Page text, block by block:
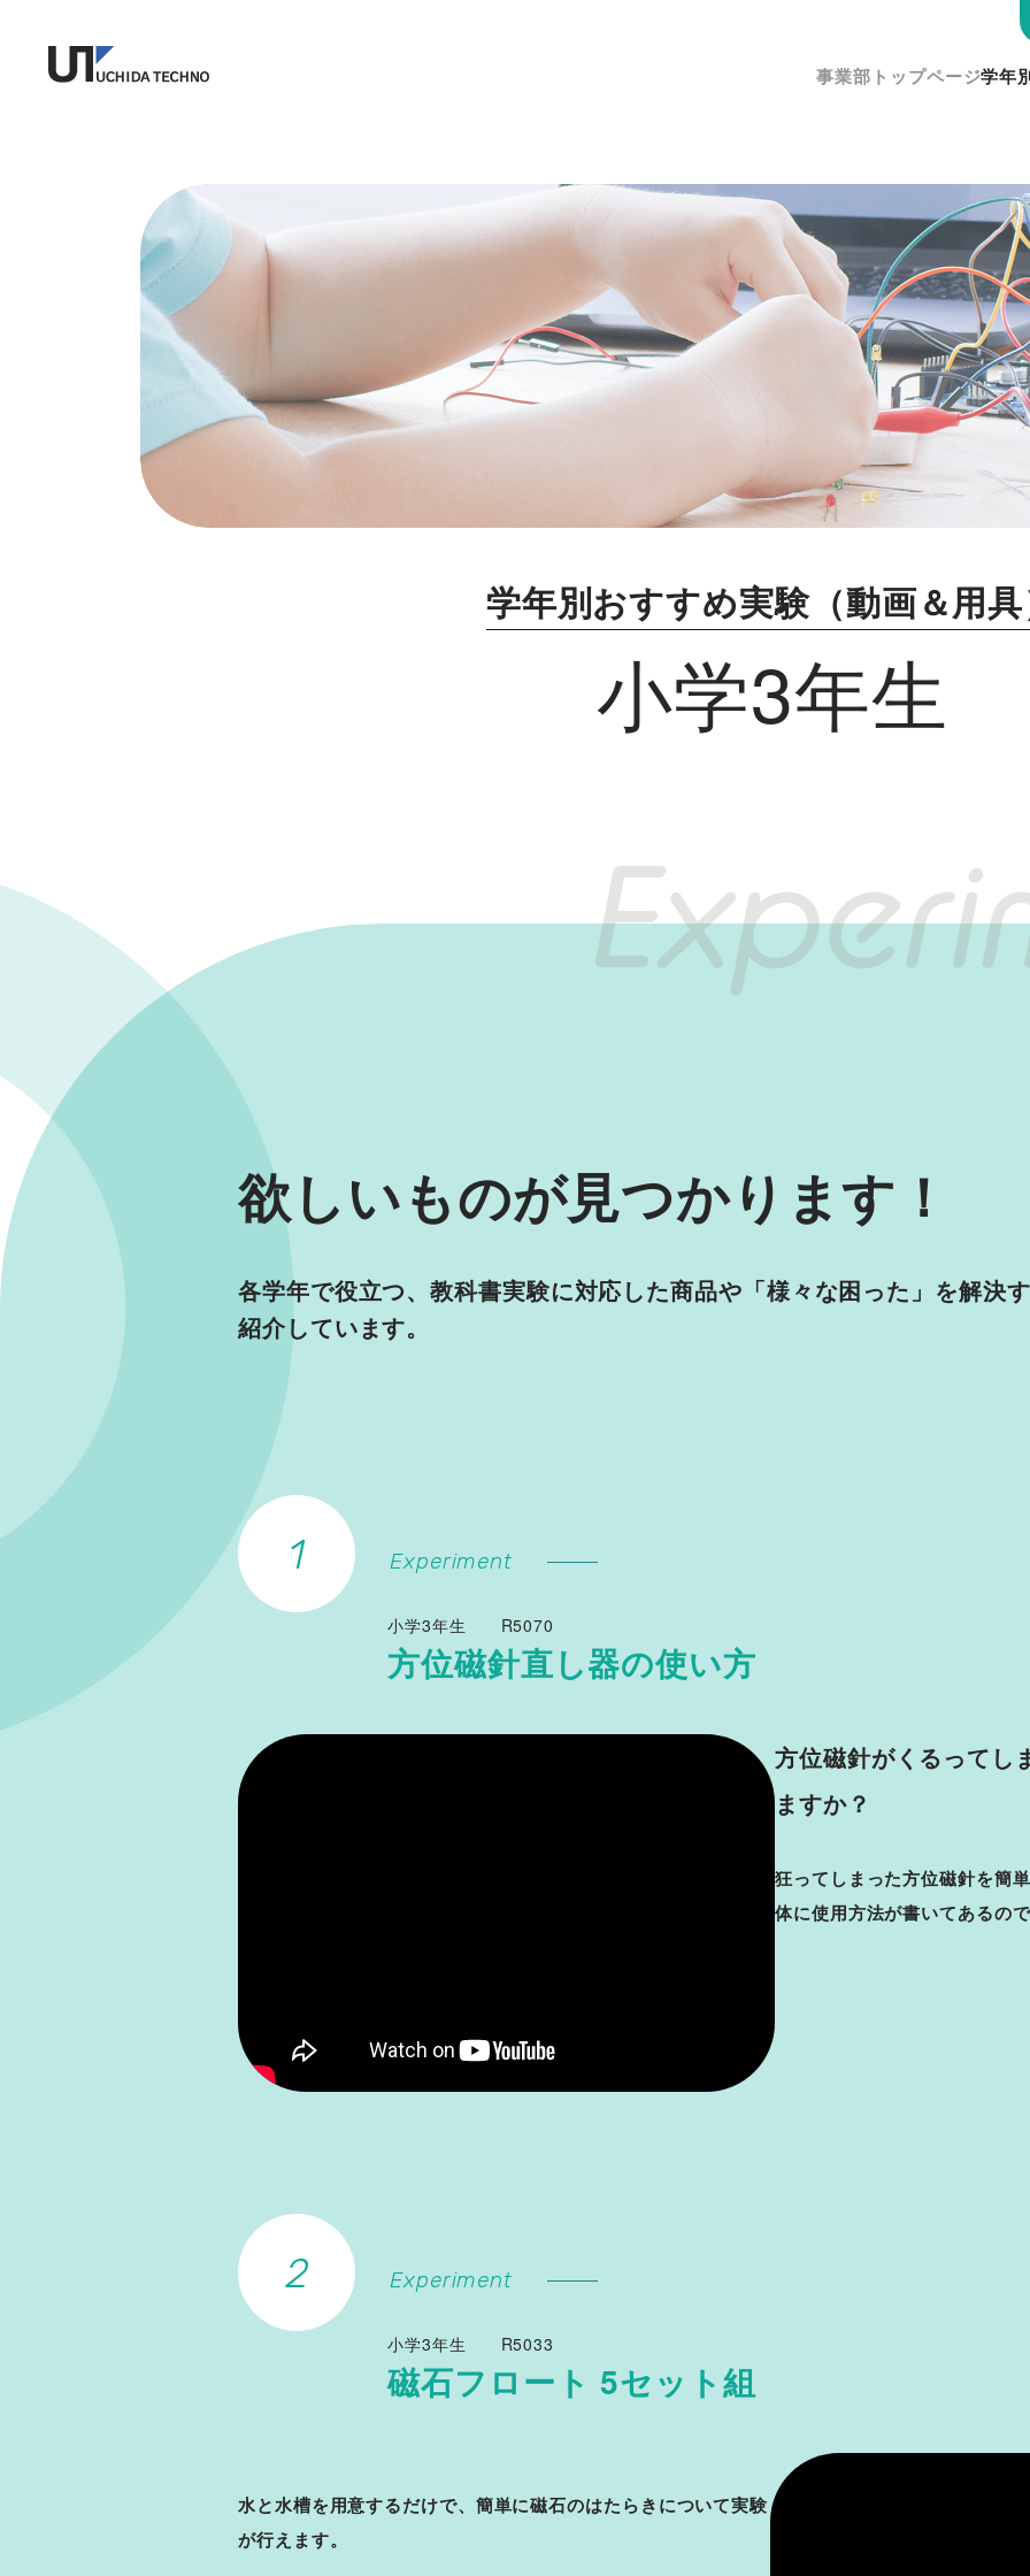
事業部トップページ学年
小学3年生
学年別おすすめ実験（動画＆用
欲しいものが見つかります！
各学年で役立つ、教科書実験に対応した商品や「様々な困った」を解決
紹介しています。
Experiment
方位磁針直し器の使い方
小学3年生 R5070
方位磁針がくるってし
ますか？
狂ってしまった方位磁針を簡
体に使用方法が書いてあるの
Experiment
磁石フロート 5セット組
小学3年生 R5033
水と水槽を用意するだけで、簡単に磁石のはたらきについて実験
が行えます。